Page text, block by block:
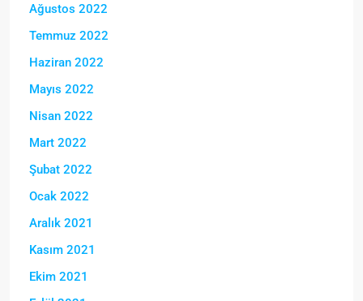
Ağustos 2022
Temmuz 2022
Haziran 2022
Mayıs 2022
Nisan 2022
Mart 2022
Şubat 2022
Ocak 2022
Aralık 2021
Kasım 2021
Ekim 2021